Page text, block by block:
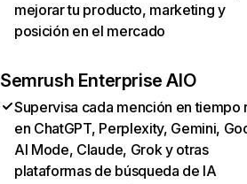
mejorar tu producto, marketing y
posición en el mercado
Semrush Enterprise AIO
Supervisa cada mención en tiempo
en ChatGPT, Perplexity, Gemini,
AI Mode, Claude, Grok y otras
plataformas de búsqueda de IA